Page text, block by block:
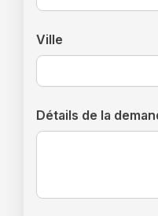
Ville
Détails de la